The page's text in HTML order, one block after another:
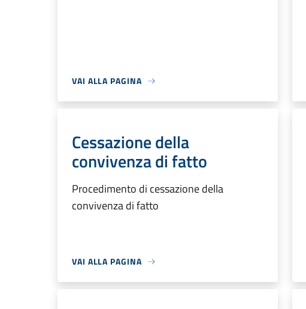
VAI ALLA PAGINA
Cessazione della
convivenza di fatto
Procedimento di cessazione della
convivenza di fatto
VAI ALLA PAGINA